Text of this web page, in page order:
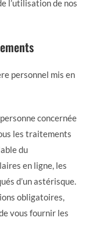
l’utilisation de nos
personnel mis en
concernée
les traitements
du
en ligne, les
d’un astérisque.
obligatoires,
vous fournir les